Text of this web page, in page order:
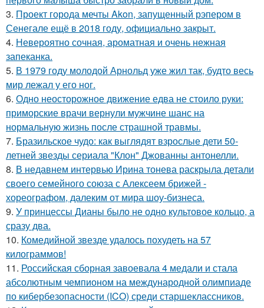
3. Проект города мечты Akon, запущенный рэпером в
Сенегале ещё в 2018 году, официально закрыт.
4. Невероятно сочная, ароматная и очень нежная
запеканка.
5. В 1979 году молодой Арнольд уже жил так, будто весь
мир лежал у его ног.
6. Одно неосторожное движение едва не стоило руки:
приморские врачи вернули мужчине шанс на
нормальную жизнь после страшной травмы.
7. Бразильское чудо: как выглядят взрослые дети 50-
летней звезды сериала "Клон" Джованны антонелли.
8. В недавнем интервью Ирина тонева раскрыла детали
своего семейного союза с Алексеем брижей -
хореографом, далеким от мира шоу-бизнеса.
9. У принцессы Дианы было не одно культовое кольцо, а
сразу два.
10. Комедийной звезде удалось похудеть на 57
килограммов!
11. Российская сборная завоевала 4 медали и стала
абсолютным чемпионом на международной олимпиаде
по кибербезопасности (ICO) среди старшеклассников.